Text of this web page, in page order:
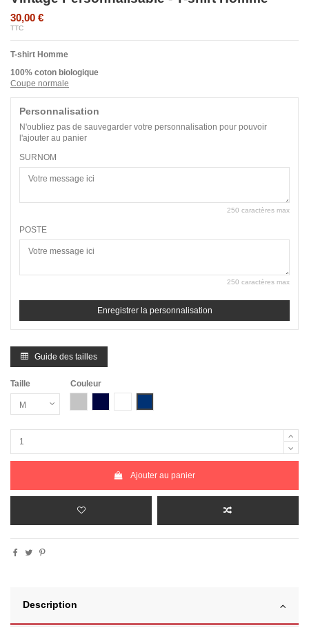
30,00 €
TTC
T-shirt Homme
100% coton biologique
Coupe normale
Personnalisation
N'oubliez pas de sauvegarder votre personnalisation pour pouvoir
l'ajouter au panier
SURNOM
250 caractères max
POSTE
250 caractères max
Enregistrer la personnalisation
Guide des tailles
Taille
Couleur
Ajouter au panier
Description